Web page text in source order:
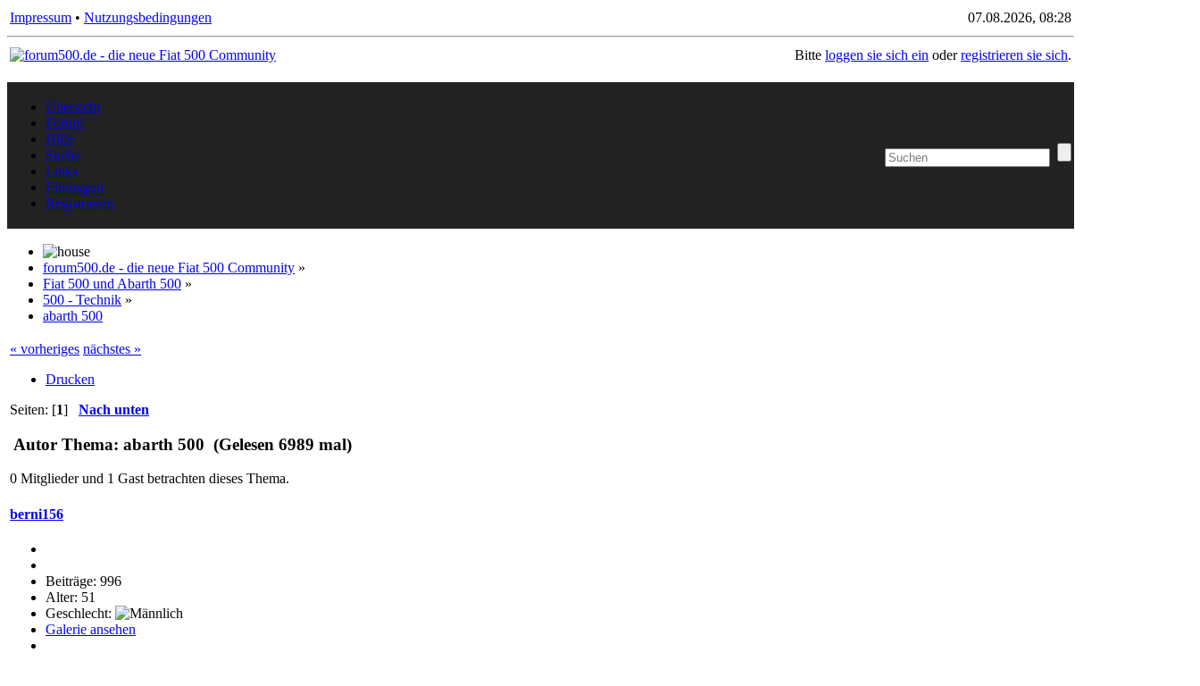
Impressum • Nutzungsbedingungen 07.08.2026, 08:28
Bitte loggen sie sich ein oderregistrieren sie sich.
Übersicht
Forum
Hilfe
Suche
Links
Einloggen
Registrieren
forum500.de - die neue Fiat 500 Community »
Fiat 500 und Abarth 500 »
500 - Technik »
abarth 500
« vorheriges nächstes »
Drucken
Seiten: [1] Nach unten
Autor Thema: abarth 500 (Gelesen 6989 mal)
0 Mitglieder und 1 Gast betrachten dieses Thema.
berni156
Beiträge: 996
Alter: 51
Geschlecht:
Galerie ansehen